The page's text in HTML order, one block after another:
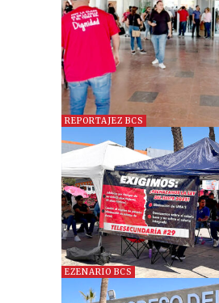
REPORTAJEZ BCS
EZENARIO BCS